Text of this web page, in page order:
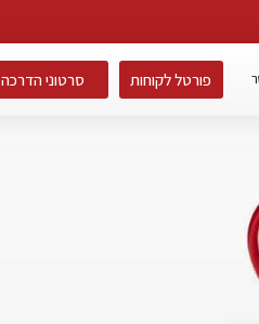
פורטל לקוחות סרטוני הדרכה